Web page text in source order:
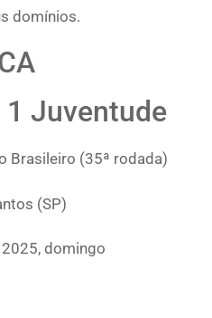
domínios.
1 Juventude
Brasileiro (35ª rodada)
(SP)
domingo